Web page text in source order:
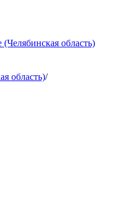
область)
область)/